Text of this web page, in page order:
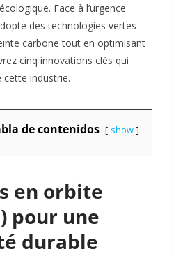
Face à l’urgence
des technologies vertes
carbone tout en optimisant
cinq innovations clés qui
cette industrie.
de contenidos show
en orbite
pour une
durable